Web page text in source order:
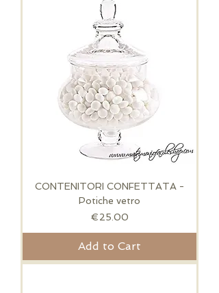
CONTENITORI CONFETTATA -
Potiche vetro
Price
€25.00
Add to Cart